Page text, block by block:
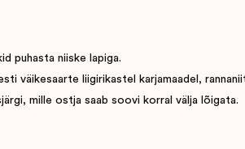
puhasta niiske lapiga.
väikesaarte liigirikastel karjamaadel,
mille ostja saab soovi korral välja lõigata.